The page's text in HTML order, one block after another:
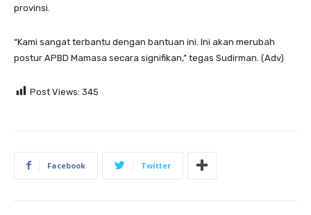
provinsi.
“Kami sangat terbantu dengan bantuan ini. Ini akan merubah
postur APBD Mamasa secara signifikan,” tegas Sudirman. (Adv)
Post Views: 345
Facebook Twitter